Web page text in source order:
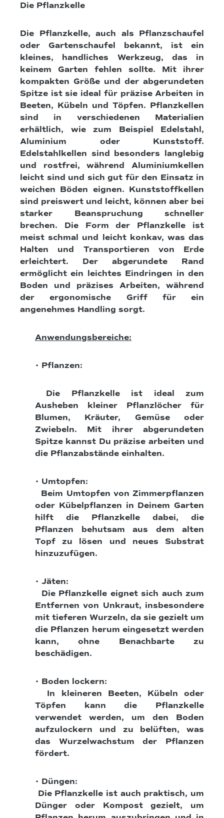
Die Pflanzkelle
Die Pflanzkelle, auch als Pflanzschaufel
oder Gartenschaufel bekannt, ist ein
kleines, handliches Werkzeug, das in
keinem Garten fehlen sollte. Mit ihrer
kompakten Größe und der abgerundeten
Spitze ist sie ideal für präzise Arbeiten in
Beeten, Kübeln und Töpfen. Pflanzkellen
sind in verschiedenen Materialien
erhältlich, wie zum Beispiel Edelstahl,
Aluminium oder Kunststoff.
Edelstahlkellen sind besonders langlebig
und rostfrei, während Aluminiumkellen
leicht sind und sich gut für den Einsatz in
weichen Böden eignen. Kunststoffkellen
sind preiswert und leicht, können aber bei
starker Beanspruchung schneller
brechen. Die Form der Pflanzkelle ist
meist schmal und leicht konkav, was das
Halten und Transportieren von Erde
erleichtert. Der abgerundete Rand
ermöglicht ein leichtes Eindringen in den
Boden und präzises Arbeiten, während
der ergonomische Griff für ein
angenehmes Handling sorgt.
Anwendungsbereiche:
• Pflanzen:
Die Pflanzkelle ist ideal zum
Ausheben kleiner Pflanzlöcher für
Blumen, Kräuter, Gemüse oder
Zwiebeln. Mit ihrer abgerundeten
Spitze kannst Du präzise arbeiten und
die Pflanzabstände einhalten.
• Umtopfen:
Beim Umtopfen von Zimmerpflanzen
oder Kübelpflanzen in Deinem Garten
hilft die Pflanzkelle dabei, die
Pflanzen behutsam aus dem alten
Topf zu lösen und neues Substrat
hinzuzufügen.
• Jäten:
Die Pflanzkelle eignet sich auch zum
Entfernen von Unkraut, insbesondere
mit tieferen Wurzeln, da sie gezielt um
die Pflanzen herum eingesetzt werden
kann, ohne Benachbarte zu
beschädigen.
• Boden lockern:
In kleineren Beeten, Kübeln oder
Töpfen kann die Pflanzkelle
verwendet werden, um den Boden
aufzulockern und zu belüften, was
das Wurzelwachstum der Pflanzen
fördert.
• Düngen:
Die Pflanzkelle ist auch praktisch, um
Dünger oder Kompost gezielt, um